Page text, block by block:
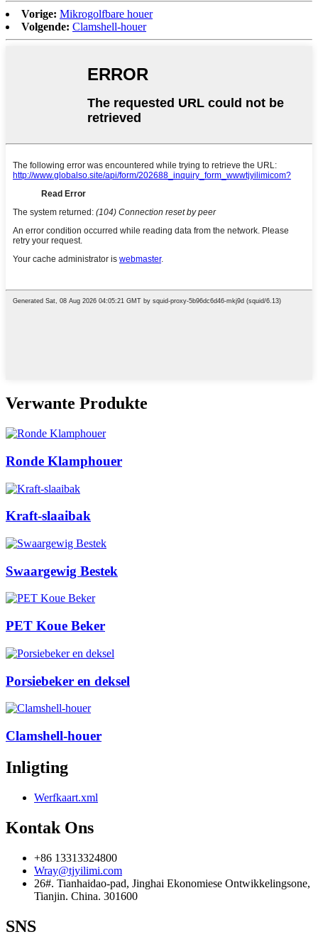
Vorige: Mikrogolfbare houer
Volgende: Clamshell-houer
Verwante Produkte
Ronde Klamphouer
Kraft-slaaibak
Swaargewig Bestek
PET Koue Beker
Porsiebeker en deksel
Clamshell-houer
Inligting
Werfkaart.xml
Kontak Ons
+86 13313324800
Wray@tjyilimi.com
26#. Tianhaidao-pad, Jinghai Ekonomiese Ontwikkelingsone,
Tianjin. China. 301600
SNS